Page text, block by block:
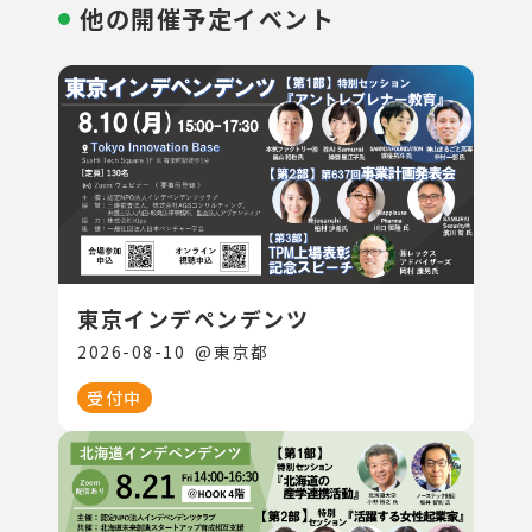
他の開催予定イベント
東京インデペンデンツ
2026-08-10 @東京都
受付中